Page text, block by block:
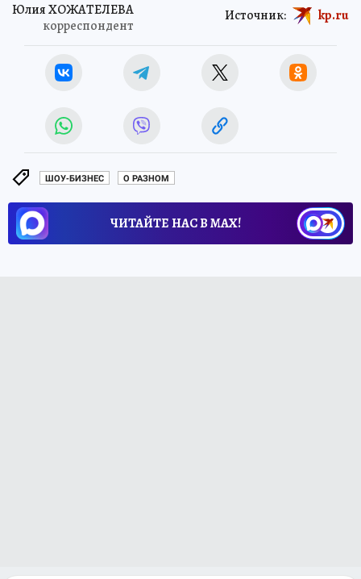
Юлия ХОЖАТЕЛЕВА
корреспондент
Источник: kp.ru
ШОУ-БИЗНЕС О РАЗНОМ
ЧИТАЙТЕ НАС В МАХ!